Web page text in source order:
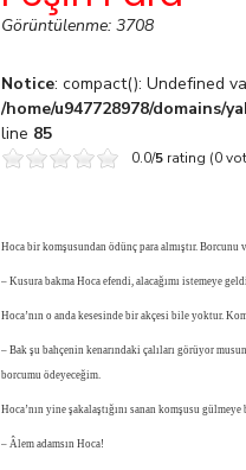
Görüntülenme: 3708
Notice: compact(): Undefined
/home/u947728978/domains/
line 85
0.0/5 rating (0
Hoca bir komşusundan ödünç para almıştır. Borcunu
– Kusura bakma Hoca efendi, alacağımı istemeye
Hoca’nın o anda kesesinde bir akçesi bile yoktur.
– Bak şu bahçenin kenarındaki çalıları görüyor
borcumu ödeyeceğim.
Hoca’nın yine şakalaştığını sanan komşusu gülmeye
– Âlem adamsın Hoca!